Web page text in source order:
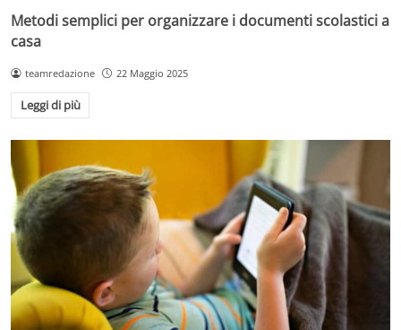
Metodi semplici per organizzare i documenti scolastici a
casa
teamredazione 22 Maggio 2025
Leggi di più